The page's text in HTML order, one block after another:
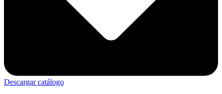
Descargar catálogo